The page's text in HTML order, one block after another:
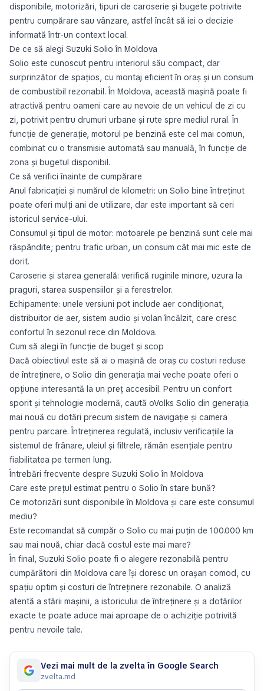
disponibile, motorizări, tipuri de caroserie și bugete potrivite
pentru cumpărare sau vânzare, astfel încât să iei o decizie
informată într-un context local.
De ce să alegi Suzuki Solio în Moldova
Solio este cunoscut pentru interiorul său compact, dar
surprinzător de spațios, cu montaj eficient în oraș și un consum
de combustibil rezonabil. În Moldova, această mașină poate fi
atractivă pentru oameni care au nevoie de un vehicul de zi cu
zi, potrivit pentru drumuri urbane și rute spre mediul rural. În
funcție de generație, motorul pe benzină este cel mai comun,
combinat cu o transmisie automată sau manuală, în funcție de
zona și bugetul disponibil.
Ce să verifici înainte de cumpărare
Anul fabricației și numărul de kilometri: un Solio bine întreținut
poate oferi mulți ani de utilizare, dar este important să ceri
istoricul service-ului.
Consumul și tipul de motor: motoarele pe benzină sunt cele mai
răspândite; pentru trafic urban, un consum cât mai mic este de
dorit.
Caroserie și starea generală: verifică ruginile minore, uzura la
praguri, starea suspensiilor și a ferestrelor.
Echipamente: unele versiuni pot include aer condiționat,
distribuitor de aer, sistem audio și volan încălzit, care cresc
confortul în sezonul rece din Moldova.
Cum să alegi în funcție de buget și scop
Dacă obiectivul este să ai o mașină de oraș cu costuri reduse
de întreținere, o Solio din generația mai veche poate oferi o
opțiune interesantă la un preț accesibil. Pentru un confort
sporit și tehnologie modernă, caută oVolks Solio din generația
mai nouă cu dotări precum sistem de navigație și camera
pentru parcare. Întreținerea regulată, inclusiv verificațiile la
sistemul de frânare, uleiul și filtrele, rămân esențiale pentru
fiabilitatea pe termen lung.
Întrebări frecvente despre Suzuki Solio în Moldova
Care este prețul estimat pentru o Solio în stare bună?
Ce motorizări sunt disponibile în Moldova și care este consumul
mediu?
Este recomandat să cumpăr o Solio cu mai puțin de 100.000 km
sau mai nouă, chiar dacă costul este mai mare?
În final, Suzuki Solio poate fi o alegere rezonabilă pentru
cumpărătorii din Moldova care își doresc un orașan comod, cu
spațiu optim și costuri de întreținere rezonabile. O analiză
atentă a stării mașinii, a istoricului de întreținere și a dotărilor
exacte te poate aduce mai aproape de o achiziție potrivită
pentru nevoile tale.
Vezi mai mult de la zvelta în Google Search
zvelta.md